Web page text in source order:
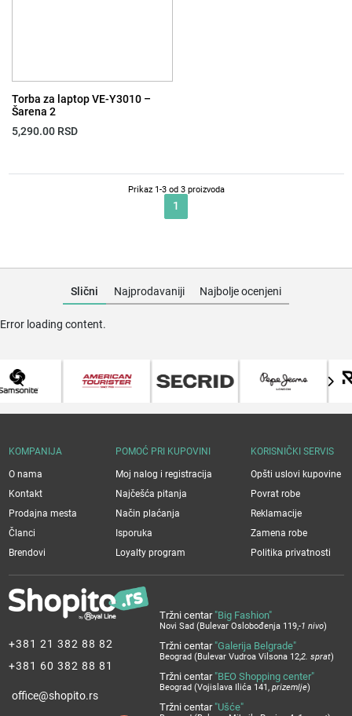
Torba za laptop VE-Y3010 –
Šarena 2
5,290.00 RSD
Prikaz 1-3 od 3 proizvoda
1
Slični Najprodavaniji Najbolje ocenjeni
Error loading content.
+381 21 382 88 82
+381 60 382 88 81
office@shopito.rs
Tržni centar "Big Fashion"
Novi Sad (Bulevar Oslobođenja 119,-1 nivo)
Tržni centar "Galerija Belgrade"
Beograd (Bulevar Vudroa Vilsona 12,2. sprat)
Tržni centar "BEO Shopping center"
Beograd (Vojislava Ilića 141, prizemlje)
Tržni centar "Ušće"
KOMPANIJA
O nama
Kontakt
Prodajna mesta
Članci
Brendovi
POMOĆ PRI KUPOVINI
Moj nalog i registracija
Najčešća pitanja
Način plaćanja
Isporuka
Loyalty program
KORISNIČKI SERVIS
Opšti uslovi kupovine
Povrat robe
Reklamacije
Zamena robe
Politika privatnosti